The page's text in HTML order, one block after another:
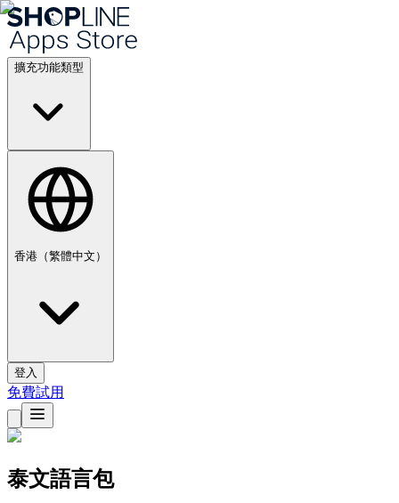
擴充功能類型
香港（繁體中文）
登入
免費試用
泰文語言包